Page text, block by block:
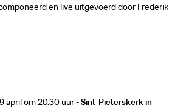
en live uitgevoerd door Frederik
april om 20.30 uur -Sint-Pieterskerk in